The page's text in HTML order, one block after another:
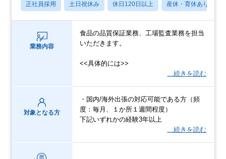
正社員採用 土日祝休み 休日120日以上 産休・育休あり
業務内容
食品の品質保証業務、工場監査業務を担当
いただきます。
<<具体的には>>
…続きを読む
対象となる方
・国内/海外出張の対応可能である方（頻
度：毎月、１か所１週間程度）
下記いずれかの経験3年以上
…続きを読む